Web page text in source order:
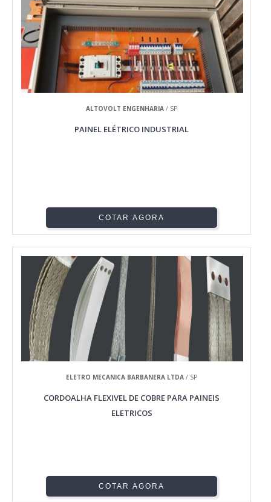
ALTOVOLT ENGENHARIA / SP
PAINEL ELÉTRICO INDUSTRIAL
COTAR AGORA
ELETRO MECANICA BARBANERA LTDA / SP
CORDOALHA FLEXIVEL DE COBRE PARA PAINEIS
ELETRICOS
COTAR AGORA